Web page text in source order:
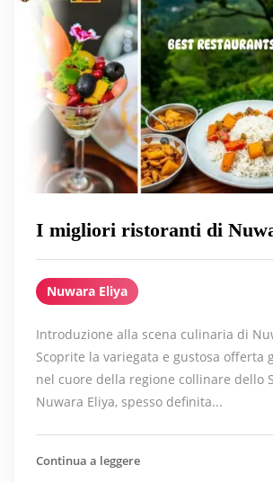
I migliori ristoranti di
Nuwara Eliya
Introduzione alla scena culinaria di
Scoprite la variegata e gustosa offerta
nel cuore della regione collinare dello
Nuwara Eliya, spesso definita...
Continua a leggere